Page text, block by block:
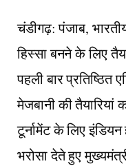
चंडीगढ़: पंजाब,
हिस्सा बनने के लिए
पहली बार प्रतिष्ठित
मेजबानी की तैयारियां
टूर्नामेंट के लिए
भरोसा देते हुए